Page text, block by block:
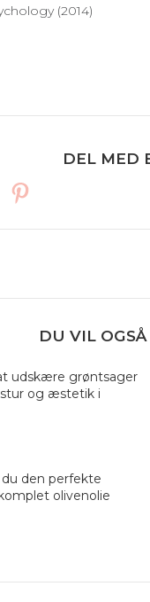
(2014)
DEL MED
DU VIL
udskære grøntsager
og æstetik i
den perfekte
olivenolie